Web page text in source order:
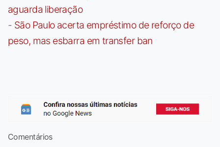
aguarda liberação
- São Paulo acerta empréstimo de reforço de
peso, mas esbarra em transfer ban
Comentários